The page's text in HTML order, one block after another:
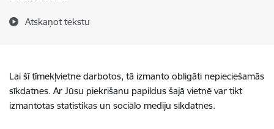
Atskaņot tekstu
Lai šī tīmekļvietne darbotos, tā izmanto obligāti nepieciešamās
sīkdatnes. Ar Jūsu piekrišanu papildus šajā vietnē var tikt
izmantotas statistikas un sociālo mediju sīkdatnes.